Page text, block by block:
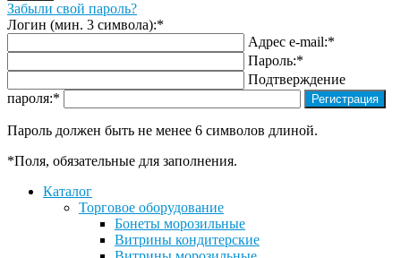
Забыли свой пароль?
Логин (мин. 3 символа):*
Адрес e-mail:*
Пароль:*
Подтверждение
пароля:*
Пароль должен быть не менее 6 символов длиной.
*Поля, обязательные для заполнения.
Каталог
Торговое оборудование
Бонеты морозильные
Витрины кондитерские